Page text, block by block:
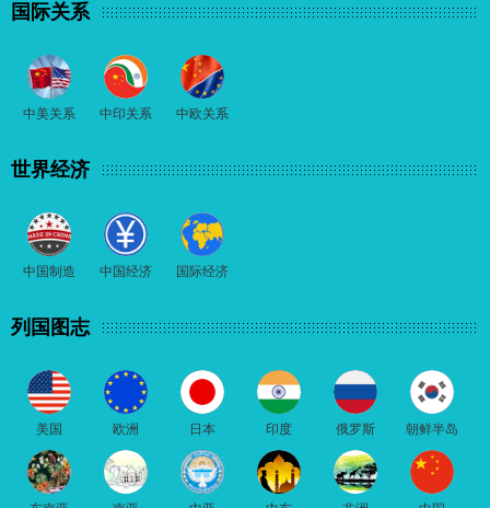
国际关系
中美关系 中印关系 中欧关系
世界经济
中国制造 中国经济 国际经济
列国图志
美国 欧洲 日本 印度 俄罗斯 朝鲜半岛